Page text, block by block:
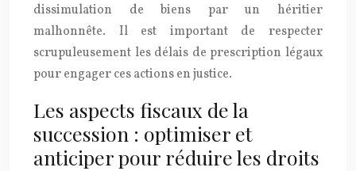
dissimulation de biens par un héritier
malhonnête. Il est important de respecter
scrupuleusement les délais de prescription légaux
pour engager ces actions en justice.
Les aspects fiscaux de la
succession : optimiser et
anticiper pour réduire les droits